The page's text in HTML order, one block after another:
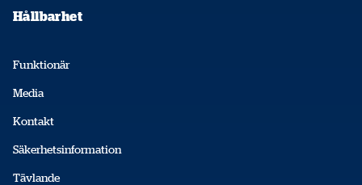
Hållbarhet
Funktionär
Media
Kontakt
Säkerhetsinformation
Tävlande